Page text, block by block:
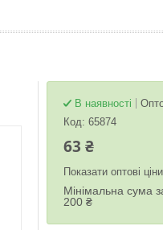
В наявності
Код: 65874
63 ₴
Показати оптові ціни
Мінімальна сума
200 ₴